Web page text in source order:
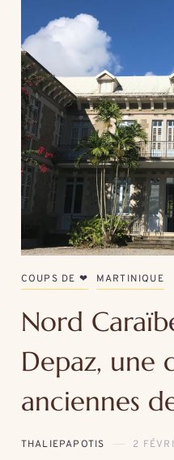
COUPS DE ❤ MARTINIQUE
Nord
Depaz, une
anciennes
THALIEPAPOTIS 2